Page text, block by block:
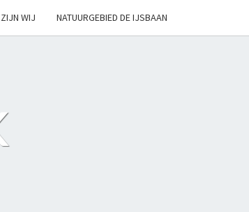
WIJ NATUURGEBIED DE IJSBAAN